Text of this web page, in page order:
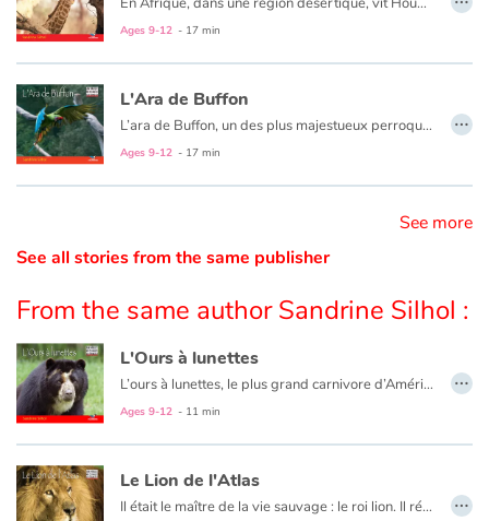
Formats and illustrations
Catalogue anglais
Contraste +
Help
Family
Schools
Libraries
Videos & Tutorials
Ages 9-12 - 17 min
L'Ara de Buffon
L’ara de Buffon, un des plus majestueux perroquets au monde, a presque disparu. Mieux le connaître pour sauver son espèce.
Ages 9-12 - 17 min
…
See more
See all stories from the same publisher
From the same author Sandrine Silhol :
L'Ours à lunettes
L’ours à lunettes, le plus grand carnivore d’Amérique du Sud, a presque disparu. Mieux le connaître pour sauver son espèce.
Ages 9-12 - 11 min
…
Le Lion de l'Atlas
Il était le maître de la vie sauvage : le roi lion. Il régnait sur les montagnes d’Afrique du Nord, bordant la Méditerranée. Aujourd’hui, par la folie des hommes, s’il a disparu de son habitat d’origine, le lion de l’Atlas ne s’est pourtant pas totalement éteint… …